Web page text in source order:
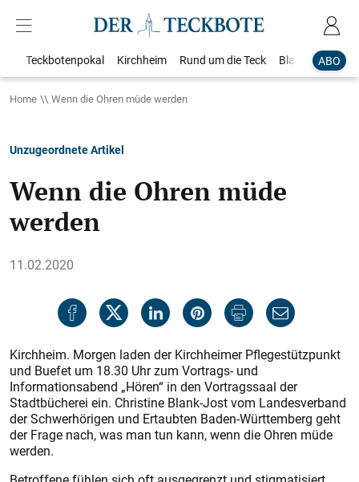
ABO
Teckbotenpokal Kirchheim Rund um die Teck Blaulicht
Home Wenn die Ohren müde werden
Unzugeordnete Artikel
Wenn die Ohren müde
werden
11.02.2020
Kirchheim. Morgen laden der Kirchheimer Pflegestützpunkt
und Buefet um 18.30 Uhr zum Vortrags- und
Informationsabend „Hören“ in den Vortragssaal der
Stadtbücherei ein. Christine Blank-Jost vom Landesverband
der Schwerhörigen und Ertaubten Baden-Württemberg geht
der Frage nach, was man tun kann, wenn die Ohren müde
werden.